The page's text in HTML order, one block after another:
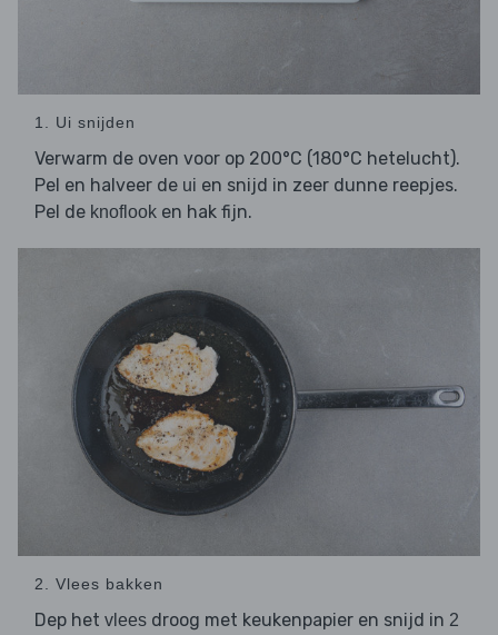
1. Ui snijden
Verwarm de oven voor op 200°C (180°C hetelucht).
Pel en halveer de ui en snijd in zeer dunne reepjes.
Pel de knoflook en hak fijn.
2. Vlees bakken
Dep het vlees droog met keukenpapier en snijd in 2